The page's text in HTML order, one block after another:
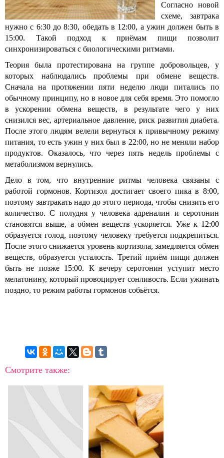
Согласно новой
схеме, завтрака
нужно с 6:30 до 8:30, обедать в 12:00, а ужин должен быть в
15:00. Такой подход к приёмам пищи позволит
синхронизироваться с биологическими ритмами.
Теория была протестирована на группе добровольцев, у
которых наблюдались проблемы при обмене веществ.
Сначала на протяжении пяти неделю люди питались по
обычному принципу, но в новое для себя время. Это помогло
в ускорении обмена веществ, в результате чего у них
снизился вес, артериальное давление, риск развития диабета.
После этого людям велели вернуться к привычному режиму
питания, то есть ужин у них был в 22:00, но не меняли набор
продуктов. Оказалось, что через пять недель проблемы с
метаболизмом вернулись.
Дело в том, что внутренние ритмы человека связаны с
работой гормонов. Кортизол достигает своего пика в 8:00,
поэтому завтракать надо до этого периода, чтобы снизить его
количество. С полудня у человека адреналин и серотонин
становятся выше, а обмен веществ ускоряется. Уже к 12:00
образуется голод, поэтому человеку требуется подкрепиться.
После этого снижается уровень кортизола, замедляется обмен
веществ, образуется усталость. Третий приём пищи должен
быть не позже 15:00. К вечеру серотонин уступит место
мелатонину, который провоцирует сонливость. Если ужинать
поздно, то режим работы гормонов собьётся.
Смотрите также: